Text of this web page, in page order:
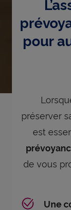
pour
préserver
est
de vous
Une